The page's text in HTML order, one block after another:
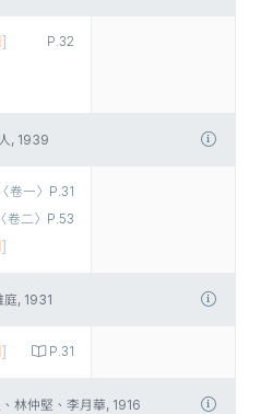
P.32
]
, 1939
〈卷一〉P.31
〈卷二〉P.53
]
庭, 1931
P.31
]
林仲堅、李月華, 1916